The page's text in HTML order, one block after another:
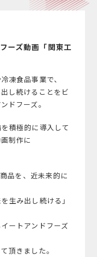
ーズ動画「関東工
凍食品事業で、
し続けることをビ
ドフーズ。
積極的に導入して
制作に
品を、近未来的に
生み出し続ける」
ートアンドフーズ
頂きました。